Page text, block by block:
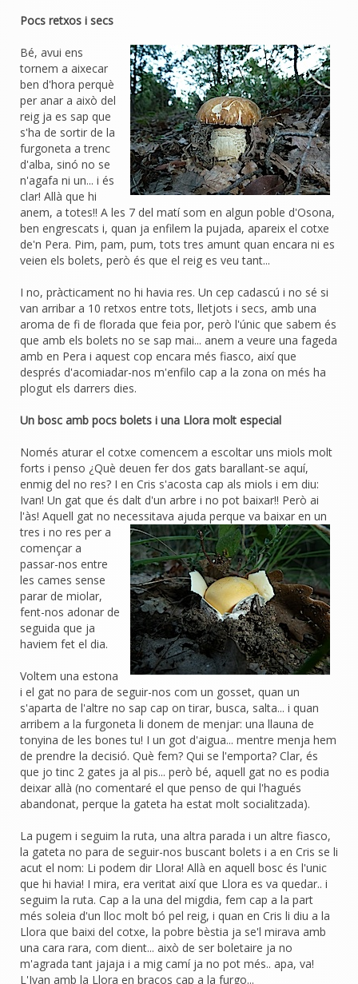
Pocs retxos i secs
Bé, avui ens
tornem a aixecar
ben d'hora perquè
per anar a això del
reig ja es sap que
s'ha de sortir de la
furgoneta a trenc
d'alba, sinó no se
n'agafa ni un... i és
clar! Allà que hi
anem, a totes!! A les 7 del matí som en algun poble d'Osona,
ben engrescats i, quan ja enfilem la pujada, apareix el cotxe
de'n Pera. Pim, pam, pum, tots tres amunt quan encara ni es
veien els bolets, però és que el reig es veu tant...
I no, pràcticament no hi havia res. Un cep cadascú i no sé si
van arribar a 10 retxos entre tots, lletjots i secs, amb una
aroma de fi de florada que feia por, però l'únic que sabem és
que amb els bolets no se sap mai... anem a veure una fageda
amb en Pera i aquest cop encara més fiasco, així que
després d'acomiadar-nos m'enfilo cap a la zona on més ha
plogut els darrers dies.
Un bosc amb pocs bolets i una Llora molt especial
Només aturar el cotxe comencem a escoltar uns miols molt
forts i penso ¿Què deuen fer dos gats barallant-se aquí,
enmig del no res? I en Cris s'acosta cap als miols i em diu:
Ivan! Un gat que és dalt d'un arbre i no pot baixar!! Però ai
l'às! Aquell gat no necessitava ajuda perque va baixar en un
tres i no res per a
començar a
passar-nos entre
les cames sense
parar de miolar,
fent-nos adonar de
seguida que ja
haviem fet el dia.
Voltem una estona
i el gat no para de seguir-nos com un gosset, quan un
s'aparta de l'altre no sap cap on tirar, busca, salta... i quan
arribem a la furgoneta li donem de menjar: una llauna de
tonyina de les bones tu! I un got d'aigua... mentre menja hem
de prendre la decisió. Què fem? Qui se l'emporta? Clar, és
que jo tinc 2 gates ja al pis... però bé, aquell gat no es podia
deixar allà (no comentaré el que penso de qui l'hagués
abandonat, perque la gateta ha estat molt socialitzada).
La pugem i seguim la ruta, una altra parada i un altre fiasco,
la gateta no para de seguir-nos buscant bolets i a en Cris se li
acut el nom: Li podem dir Llora! Allà en aquell bosc és l'unic
que hi havia! I mira, era veritat així que Llora es va quedar.. i
seguim la ruta. Cap a la una del migdia, fem cap a la part
més soleia d'un lloc molt bó pel reig, i quan en Cris li diu a la
Llora que baixi del cotxe, la pobre bèstia ja se'l mirava amb
una cara rara, com dient... això de ser boletaire ja no
m'agrada tant jajaja i a mig camí ja no pot més.. apa, va!
L'Ivan amb la Llora en braços cap a la furgo...